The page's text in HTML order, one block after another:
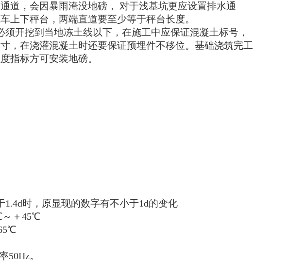
道，会因暴雨淹没地磅，
对于浅基坑更应设置排水通
上下秤台，两端直道要至少等于秤台长度。
开挖到当地冻土线以下，在施工中应保证混凝土标号，
，在浇灌混凝土时还要保证预埋件不移位。基础浇筑完工
指标方可安装地磅。
显现的数字有不小于1d的变化
45℃
。